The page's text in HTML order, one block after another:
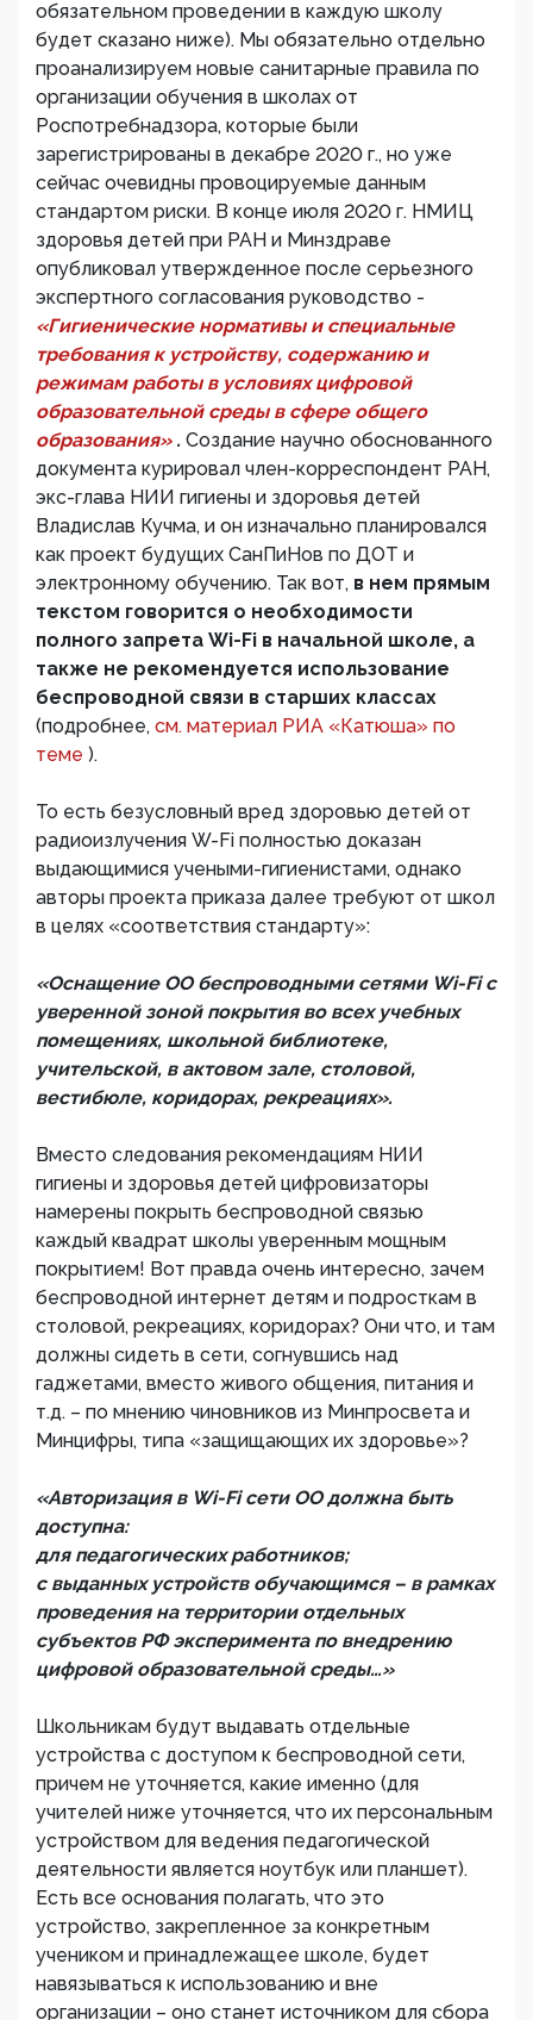
обязательном проведении в каждую школу
будет сказано ниже). Мы обязательно отдельно
проанализируем новые санитарные правила по
организации обучения в школах от
Роспотребнадзора, которые были
зарегистрированы в декабре 2020 г., но уже
сейчас очевидны провоцируемые данным
стандартом риски. В конце июля 2020 г. НМИЦ
здоровья детей при РАН и Минздраве
опубликовал утвержденное после серьезного
экспертного согласования руководство -
«Гигиенические нормативы и специальные
требования к устройству, содержанию и
режимам работы в условиях цифровой
образовательной среды в сфере общего
образования» . Создание научно обоснованного
документа курировал член-корреспондент РАН,
экс-глава НИИ гигиены и здоровья детей
Владислав Кучма, и он изначально планировался
как проект будущих СанПиНов по ДОТ и
электронному обучению. Так вот, в нем прямым
текстом говорится о необходимости
полного запрета Wi-Fi в начальной школе, а
также не рекомендуется использование
беспроводной связи в старших классах
(подробнее, см. материал РИА «Катюша» по
теме ).
То есть безусловный вред здоровью детей от
радиоизлучения W-Fi полностью доказан
выдающимися учеными-гигиенистами, однако
авторы проекта приказа далее требуют от школ
в целях «соответствия стандарту»:
«Оснащение ОО беспроводными сетями Wi-Fi c
уверенной зоной покрытия во всех учебных
помещениях, школьной библиотеке,
учительской, в актовом зале, столовой,
вестибюле, коридорах, рекреациях».
Вместо следования рекомендациям НИИ
гигиены и здоровья детей цифровизаторы
намерены покрыть беспроводной связью
каждый квадрат школы уверенным мощным
покрытием! Вот правда очень интересно, зачем
беспроводной интернет детям и подросткам в
столовой, рекреациях, коридорах? Они что, и там
должны сидеть в сети, согнувшись над
гаджетами, вместо живого общения, питания и
т.д. – по мнению чиновников из Минпросвета и
Минцифры, типа «защищающих их здоровье»?
«Авторизация в Wi-Fi сети ОО должна быть
доступна:
для педагогических работников;
с выданных устройств обучающимся – в рамках
проведения на территории отдельных
субъектов РФ эксперимента по внедрению
цифровой образовательной среды…»
Школьникам будут выдавать отдельные
устройства с доступом к беспроводной сети,
причем не уточняется, какие именно (для
учителей ниже уточняется, что их персональным
устройством для ведения педагогической
деятельности является ноутбук или планшет).
Есть все основания полагать, что это
устройство, закрепленное за конкретным
учеником и принадлежащее школе, будет
навязываться к использованию и вне
организации – оно станет источником для сбора